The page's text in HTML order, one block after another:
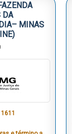
DA
MINAS